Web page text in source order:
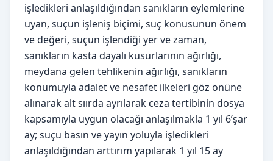
işledikleri anlaşıldığından sanıkların eylemlerine
uyan, suçun işleniş biçimi, suç konusunun önem
ve değeri, suçun işlendiği yer ve zaman,
sanıkların kasta dayalı kusurlarının ağırlığı,
meydana gelen tehlikenin ağırlığı, sanıkların
konumuyla adalet ve nesafet ilkeleri göz önüne
alınarak alt sıırda ayrılarak ceza tertibinin dosya
kapsamıyla uygun olacağı anlaşılmakla 1 yıl 6’şar
ay; suçu basın ve yayın yoluyla işledikleri
anlaşıldığından arttırım yapılarak 1 yıl 15 ay